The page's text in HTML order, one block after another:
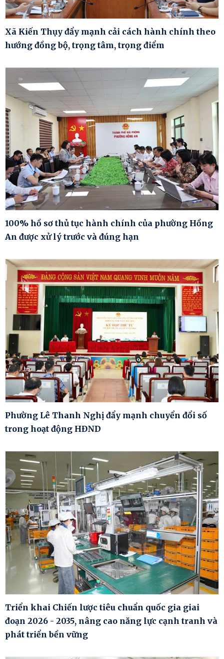
Xã Kiến Thụy đẩy mạnh cải cách hành chính theo
hướng đồng bộ, trọng tâm, trọng điểm
100% hồ sơ thủ tục hành chính của phường Hồng
An được xử lý trước và đúng hạn
Phường Lê Thanh Nghị đẩy mạnh chuyển đổi số
trong hoạt động HĐND
Triển khai Chiến lược tiêu chuẩn quốc gia giai
đoạn 2026 - 2035, nâng cao năng lực cạnh tranh và
phát triển bền vững